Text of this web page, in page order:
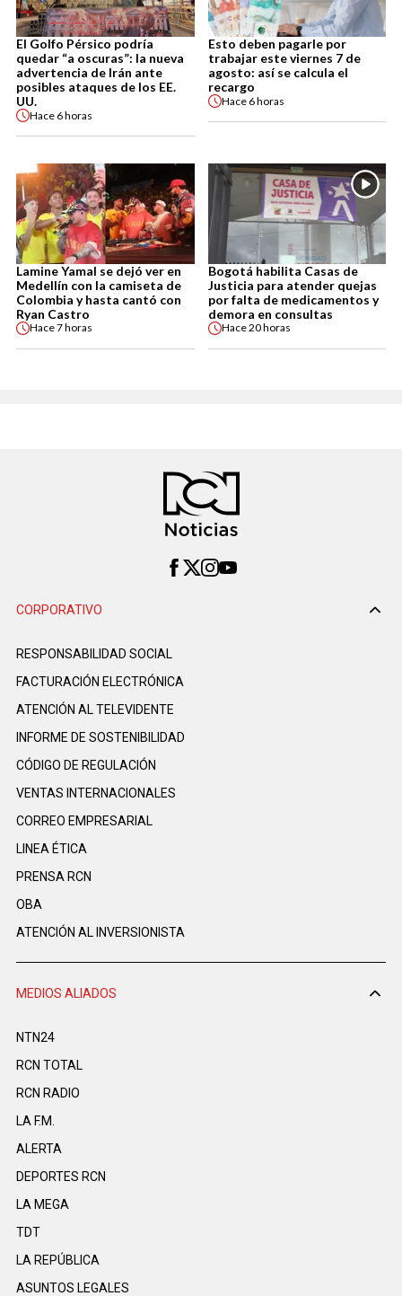
El Golfo Pérsico podría
quedar “a oscuras”: la nueva
advertencia de Irán ante
posibles ataques de los EE.
UU.
Hace 6 horas
Esto deben pagarle por
trabajar este viernes 7 de
agosto: así se calcula el
recargo
Hace 6 horas
Lamine Yamal se dejó ver en
Medellín con la camiseta de
Colombia y hasta cantó con
Ryan Castro
Hace7 horas
Bogotá habilita Casas de
Justicia para atender quejas
por falta de medicamentos y
demora en consultas
Hace20 horas
CORPORATIVO
RESPONSABILIDAD SOCIAL
FACTURACIÓN ELECTRÓNICA
ATENCIÓN AL TELEVIDENTE
INFORME DE SOSTENIBILIDAD
CÓDIGO DE REGULACIÓN
VENTAS INTERNACIONALES
CORREO EMPRESARIAL
LINEA ÉTICA
PRENSA RCN
OBA
ATENCIÓN AL INVERSIONISTA
MEDIOS ALIADOS
NTN24
RCN TOTAL
RCN RADIO
LA F.M.
ALERTA
DEPORTES RCN
LA MEGA
TDT
LA REPÚBLICA
ASUNTOS LEGALES